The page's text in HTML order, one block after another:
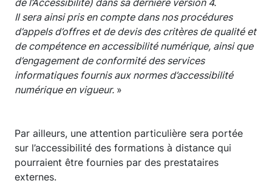
de l’Accessibilité) dans sa dernière version 4.
Il sera ainsi pris en compte dans nos procédures
d’appels d’offres et de devis des critères de qualité et
de compétence en accessibilité numérique, ainsi que
d’engagement de conformité des services
informatiques fournis aux normes d’accessibilité
numérique en vigueur. »
Par ailleurs, une attention particulière sera portée
sur l’accessibilité des formations à distance qui
pourraient être fournies par des prestataires
externes.